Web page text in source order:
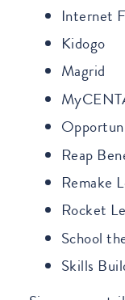
Internet
Kidogo
Magrid
Reap
Remake
Rocket
School
Skills